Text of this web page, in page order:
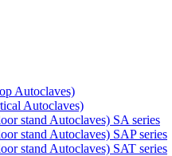
Autoclaves)
Autoclaves)
stand Autoclaves) SA series
stand Autoclaves) SAP series
stand Autoclaves) SAT series